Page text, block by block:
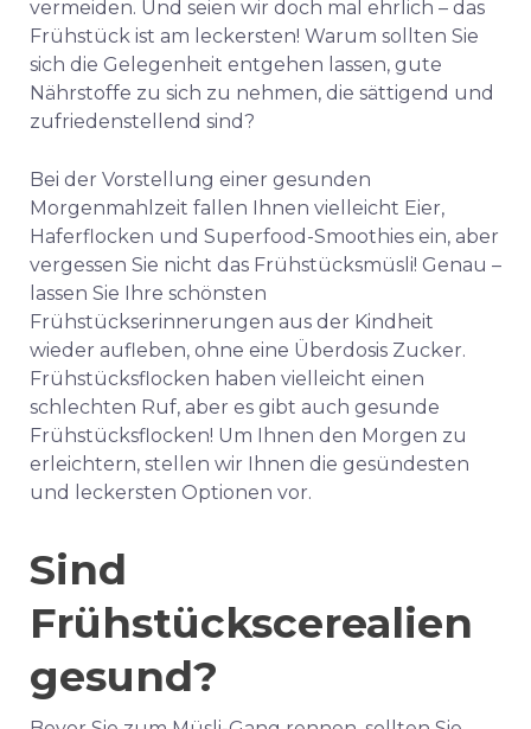
vermeiden. Und seien wir doch mal ehrlich – das
Frühstück ist am leckersten! Warum sollten Sie
sich die Gelegenheit entgehen lassen, gute
Nährstoffe zu sich zu nehmen, die sättigend und
zufriedenstellend sind?
Bei der Vorstellung einer gesunden
Morgenmahlzeit fallen Ihnen vielleicht Eier,
Haferflocken und Superfood-Smoothies ein, aber
vergessen Sie nicht das Frühstücksmüsli! Genau –
lassen Sie Ihre schönsten
Frühstückserinnerungen aus der Kindheit
wieder aufleben, ohne eine Überdosis Zucker.
Frühstücksflocken haben vielleicht einen
schlechten Ruf, aber es gibt auch gesunde
Frühstücksflocken! Um Ihnen den Morgen zu
erleichtern, stellen wir Ihnen die gesündesten
und leckersten Optionen vor.
Sind
Frühstückscerealien
gesund?